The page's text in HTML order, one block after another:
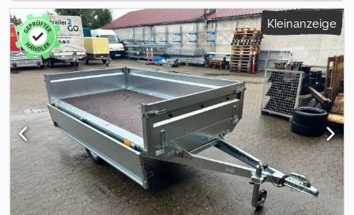
Kleinanzeige